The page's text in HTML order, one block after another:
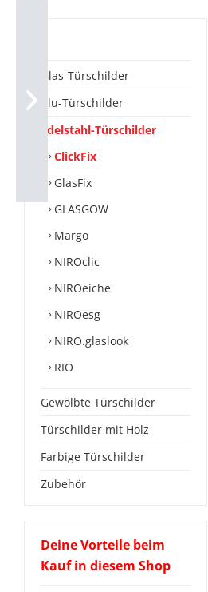
Glas-Türschilder
Alu-Türschilder
Edelstahl-Türschilder
ClickFix
GlasFix
GLASGOW
Margo
NIROclic
NIROeiche
NIROesg
NIRO.glaslook
RIO
Gewölbte Türschilder
Türschilder mit Holz
Farbige Türschilder
Zubehör
Deine Vorteile beim
Kauf in diesem Shop